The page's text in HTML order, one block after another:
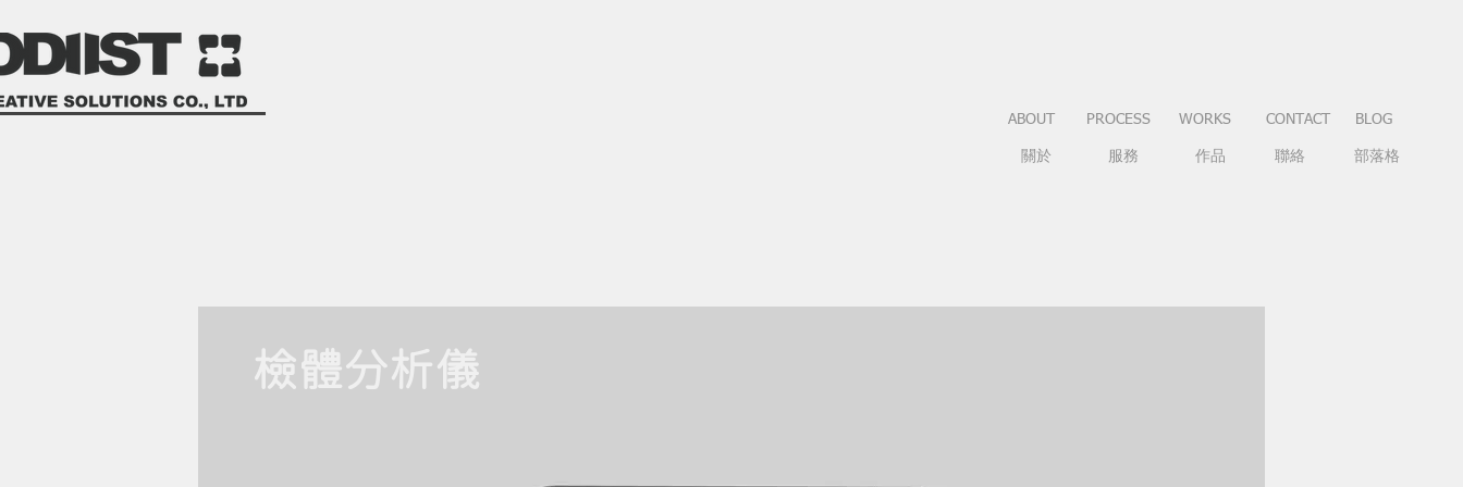
ABOUT
關於
PROCESS
服務
WORKS CONTACT
作品 聯絡 部落格
BLOG
檢體分析儀